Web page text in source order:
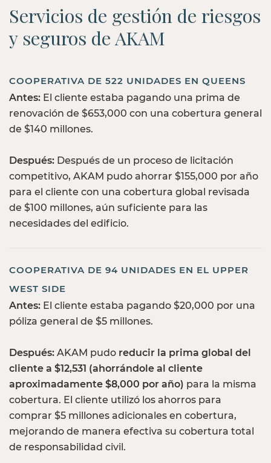
Servicios de gestión de riesgos
y seguros de AKAM
COOPERATIVA DE 522 UNIDADES EN QUEENS
Antes: El cliente estaba pagando una prima de
renovación de $653,000 con una cobertura general
de $140 millones.
Después: Después de un proceso de licitación
competitivo, AKAM pudo ahorrar $155,000 por año
para el cliente con una cobertura global revisada
de $100 millones, aún suficiente para las
necesidades del edificio.
COOPERATIVA DE 94 UNIDADES EN EL UPPER
WEST SIDE
Antes: El cliente estaba pagando $20,000 por una
póliza general de $5 millones.
Después: AKAM pudo reducir la prima global del
cliente a $12,531 (ahorrándole al cliente
aproximadamente $8,000 por año) para la misma
cobertura. El cliente utilizó los ahorros para
comprar $5 millones adicionales en cobertura,
mejorando de manera efectiva su cobertura total
de responsabilidad civil.